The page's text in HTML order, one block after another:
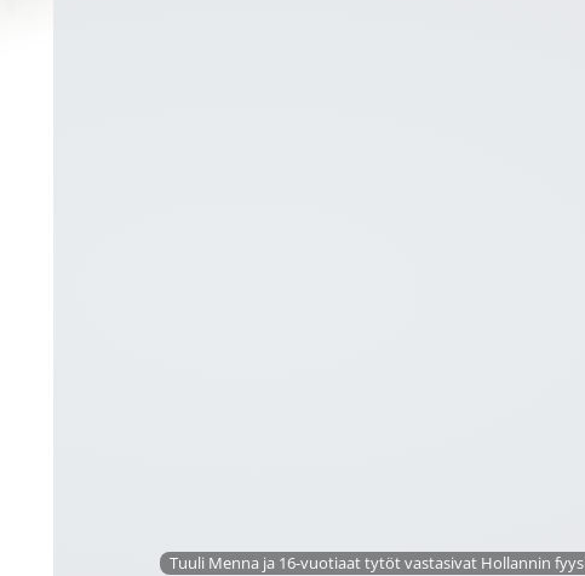
Tuuli Menna ja 16-vuotiaat tytöt vastasivat Hollannin